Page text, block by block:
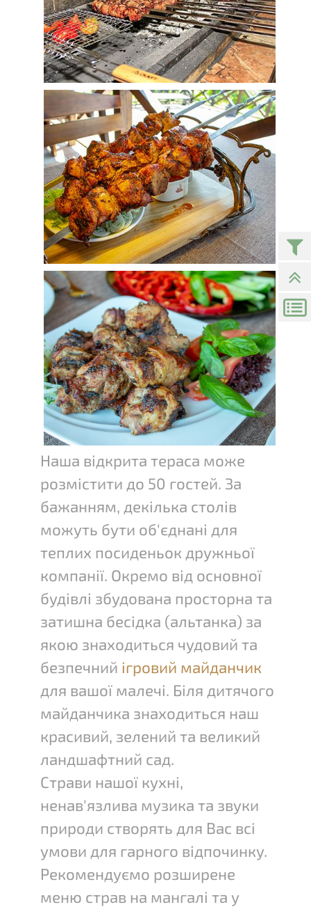
Наша відкрита тераса може
розмістити до 50 гостей. За
бажанням, декілька столів
можуть бути об'єднані для
теплих посиденьок дружньої
компанії. Окремо від основної
будівлі збудована просторна та
затишна бесідка (альтанка) за
якою знаходиться чудовий та
безпечний ігровий майданчик
для вашої малечі. Біля дитячого
майданчика знаходиться наш
красивий, зелений та великий
ландшафтний сад.
Страви нашої кухні,
ненав'язлива музика та звуки
природи створять для Вас всі
умови для гарного відпочинку.
Рекомендуємо розширене
меню страв на мангалі та у